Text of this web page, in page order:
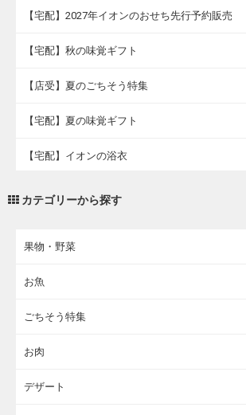
【宅配】2027年イオンのおせち先行予約販売
【宅配】秋の味覚ギフト
【店受】夏のごちそう特集
【宅配】夏の味覚ギフト
【宅配】イオンの浴衣
カテゴリーから探す
果物・野菜
お魚
ごちそう特集
お肉
デザート